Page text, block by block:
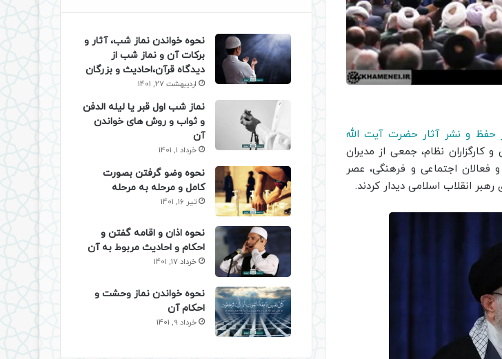
حفظ و نشر آثار حضرت آیت الله
کارگزاران نظام، جمعی از مدیران
اجتماعی و فرهنگی، عصر
انقلاب اسلامی دیدار کردند.
نحوه خواندن نماز شب، آثار و
برکات آن و نماز شب از
دیدگاه قرآن،احادیث و بزرگان
اردیبهشت 27, 1401
نماز شب اول قبر یا لیله الدفن
و ثواب و روش های خواندن
آن
خرداد 1, 1401
نحوه وضو گرفتن بصورت
کامل و مرحله به مرحله
تیر 16, 1401
نحوه اذان و اقامه گفتن و
احکام و احادیث مربوط به آن
خرداد 17, 1401
نحوه خواندن نماز وحشت و
احکام آن
خرداد 9, 1401